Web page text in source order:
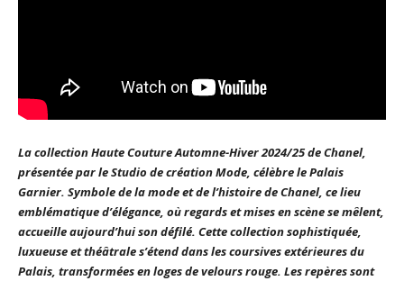
La collection Haute Couture Automne-Hiver 2024/25 de Chanel,
présentée par le Studio de création Mode, célèbre le Palais
Garnier. Symbole de la mode et de l’histoire de Chanel, ce lieu
emblématique d’élégance, où regards et mises en scène se mêlent,
accueille aujourd’hui son défilé. Cette collection sophistiquée,
luxueuse et théâtrale s’étend dans les coursives extérieures du
Palais, transformées en loges de velours rouge. Les repères sont